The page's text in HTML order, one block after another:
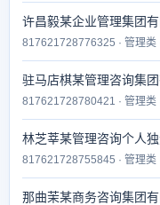
许昌毅某企业管理集团
817621728776325 · 管理类
驻马店棋某管理咨询集
817621728780421 · 管理类
林芝莘某管理咨询个人
817621728755845 · 管理类
那曲茉某商务咨询集团